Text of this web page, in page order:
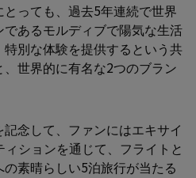
っても、過去5年連続で世界
あるモルディブで陽気な生活
別な体験を提供するという共
世界的に有名な2つのブラン
念して、ファンにはエキサイ
ションを通じて、フライトと
素晴らしい5泊旅行が当たる